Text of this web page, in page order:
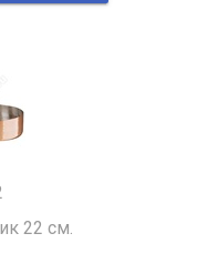
22 см.